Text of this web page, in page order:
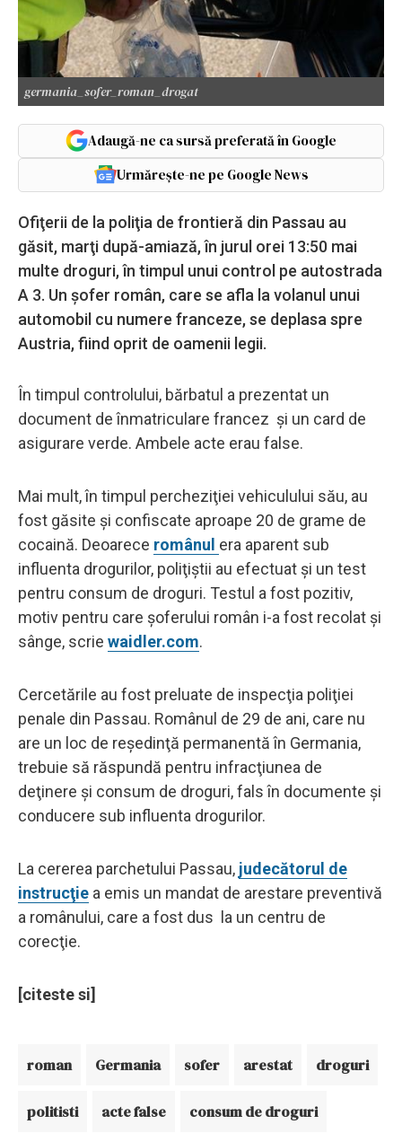
germania_sofer_roman_drogat
Adaugă-ne ca sursă preferată în Google
Urmărește-ne pe Google News
Ofiţerii de la poliţia de frontieră din Passau au
găsit, marţi după-amiază, în jurul orei 13:50 mai
multe droguri, în timpul unui control pe autostrada
A 3. Un şofer român, care se afla la volanul unui
automobil cu numere franceze, se deplasa spre
Austria, fiind oprit de oamenii legii.
În timpul controlului, bărbatul a prezentat un
document de înmatriculare francez şi un card de
asigurare verde. Ambele acte erau false.
Mai mult, în timpul percheziţiei vehiculului său, au
fost găsite şi confiscate aproape 20 de grame de
cocaină. Deoarece românul era aparent sub
influenta drogurilor, poliţiştii au efectuat şi un test
pentru consum de droguri. Testul a fost pozitiv,
motiv pentru care şoferului român i-a fost recolat şi
sânge, scrie waidler.com.
Cercetările au fost preluate de inspecţia poliţiei
penale din Passau. Românul de 29 de ani, care nu
are un loc de reşedinţă permanentă în Germania,
trebuie să răspundă pentru infracţiunea de
deţinere şi consum de droguri, fals în documente şi
conducere sub influenta drogurilor.
La cererea parchetului Passau, judecătorul de
instrucţie a emis un mandat de arestare preventivă
a românului, care a fost dus la un centru de
corecţie.
[citeste si]
roman Germania sofer arestat droguri
politisti acte false consum de droguri